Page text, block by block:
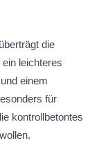
überträgt die
leichteres
einem
für
kontrollbetontes